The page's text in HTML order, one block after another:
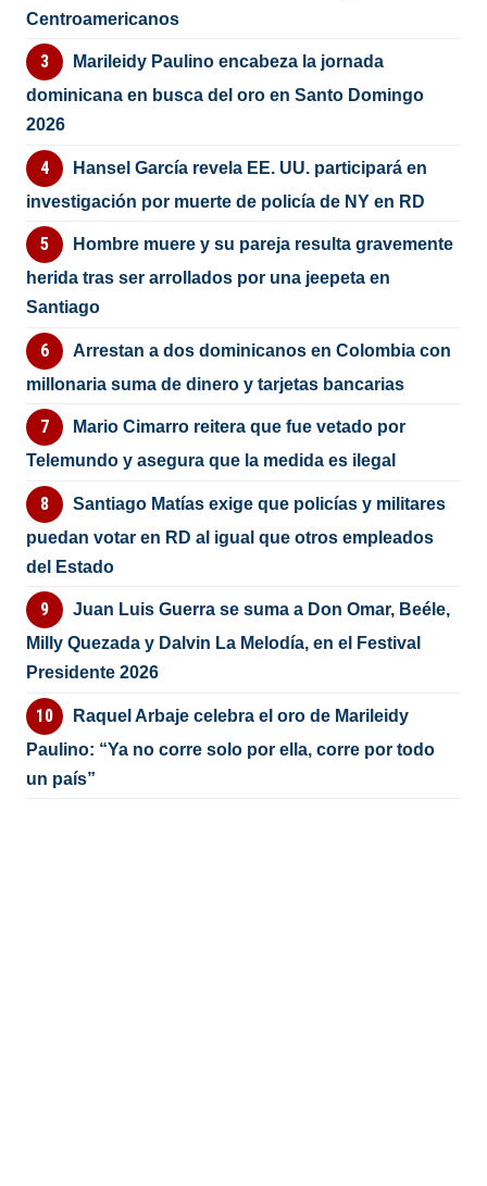
Centroamericanos
Marileidy Paulino encabeza la jornada
dominicana en busca del oro en Santo Domingo
2026
Hansel García revela EE. UU. participará en
investigación por muerte de policía de NY en RD
Hombre muere y su pareja resulta gravemente
herida tras ser arrollados por una jeepeta en
Santiago
Arrestan a dos dominicanos en Colombia con
millonaria suma de dinero y tarjetas bancarias
Mario Cimarro reitera que fue vetado por
Telemundo y asegura que la medida es ilegal
Santiago Matías exige que policías y militares
puedan votar en RD al igual que otros empleados
del Estado
Juan Luis Guerra se suma a Don Omar, Beéle,
Milly Quezada y Dalvin La Melodía, en el Festival
Presidente 2026
Raquel Arbaje celebra el oro de Marileidy
Paulino: “Ya no corre solo por ella, corre por todo
un país”